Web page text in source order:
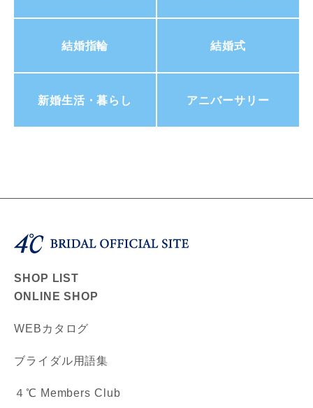
結婚指輪 結婚式
新婚生活・暮らし アニバーサリー
SHOP LIST
ONLINE SHOP
WEBカタログ
ブライダル用語集
４℃ Members Club